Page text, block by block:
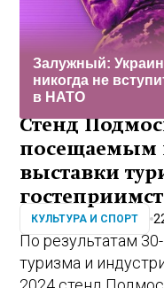
Залужный:
никогда не
в НАТО
Стенд
посещаемым
выставки
КУЛЬТУРА И СПОРТ
По результатам
туризма и